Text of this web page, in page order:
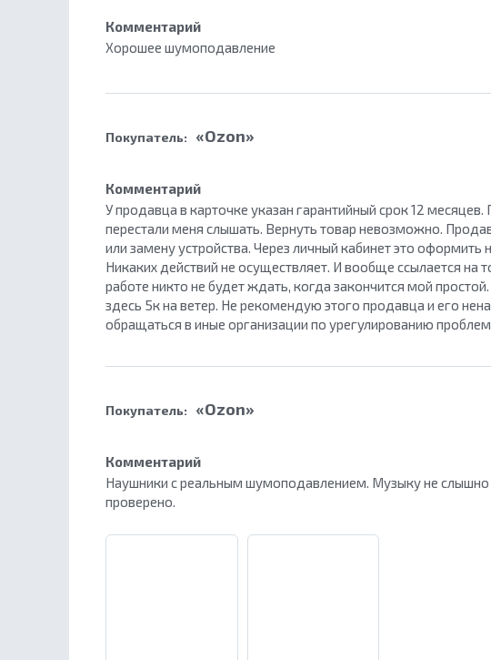
Комментарий
Хорошее шумоподавление
Покупатель: «Ozon»
Комментарий
У продавца в карточке указан гарантийный срок 12
перестали меня слышать. Вернуть товар невозможно.
или замену устройства. Через личный кабинет это
Никаких действий не осуществляет. И вообще ссылается на
работе никто не будет ждать, когда закончится мой
здесь 5к на ветер. Не рекомендую этого продавца и его
обращаться в иные организации по урегулированию
Покупатель: «Ozon»
Комментарий
Наушники с реальным шумоподавлением. Музыку не
проверено.